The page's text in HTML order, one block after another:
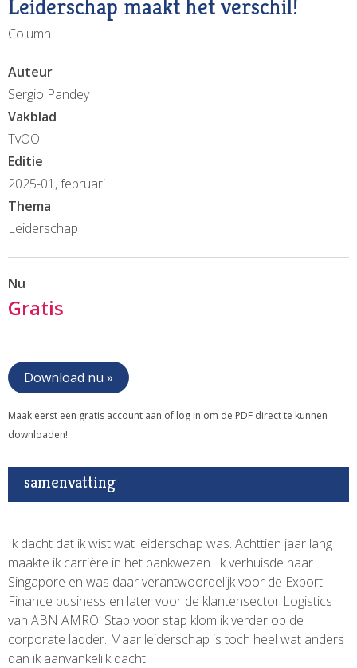
Leiderschap maakt het verschil!
Column
Auteur
Sergio Pandey
Vakblad
TvOO
Editie
2025-01, februari
Thema
Leiderschap
Nu
Gratis
Download nu »
Maak eerst een gratis account aan of log in om de PDF direct te kunnen
downloaden!
samenvatting
Ik dacht dat ik wist wat leiderschap was. Achttien jaar lang
maakte ik carrière in het bankwezen. Ik verhuisde naar
Singapore en was daar verantwoordelijk voor de Export
Finance business en later voor de klantensector Logistics
van ABN AMRO. Stap voor stap klom ik verder op de
corporate ladder. Maar leiderschap is toch heel wat anders
dan ik aanvankelijk dacht.